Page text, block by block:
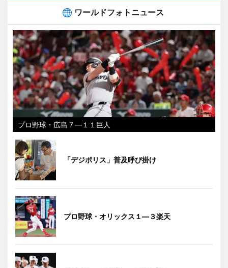
ワールドフォトニュース
プロ野球・広島７―１１巨人
「デジポリス」普及呼び掛け
プロ野球・オリックス１―３楽天